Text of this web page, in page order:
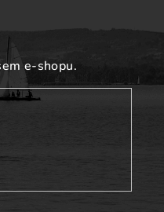
e-shopu.